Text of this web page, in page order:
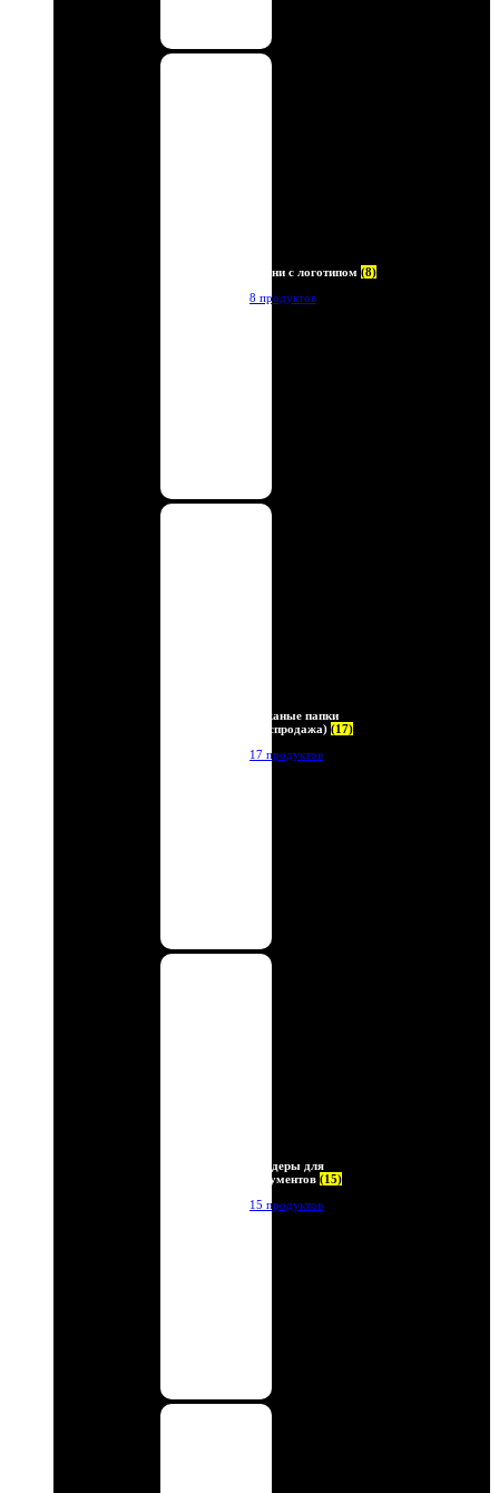
Ремни с логотипом (8)
8 продуктов
Кожаные папки
(Распродажа) (17)
17 продуктов
Холдеры для
документов (15)
15 продуктов